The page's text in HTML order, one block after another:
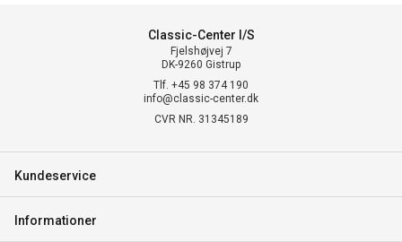
Classic-Center I/S
Fjelshøjvej 7
DK-9260 Gistrup
Tlf. +45 98 374 190
info@classic-center.dk
CVR NR. 31345189
Kundeservice
Informationer